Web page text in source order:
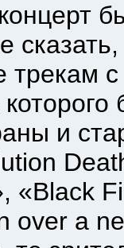
трекам
и
«Black
over a